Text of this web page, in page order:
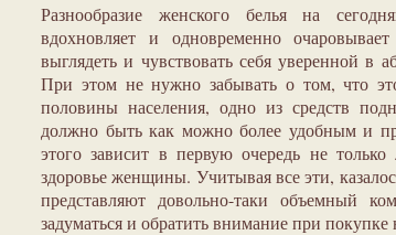
Разнообразие женского белья на
вдохновляет и одновременно
выглядеть и чувствовать себя уверенной
При этом не нужно забывать о том, что
половины населения, одно из средств
должно быть как можно более удобным и
этого зависит в первую очередь не
здоровье женщины. Учитывая все эти,
представляют довольно-таки объемный
задуматься и обратить внимание при покупке